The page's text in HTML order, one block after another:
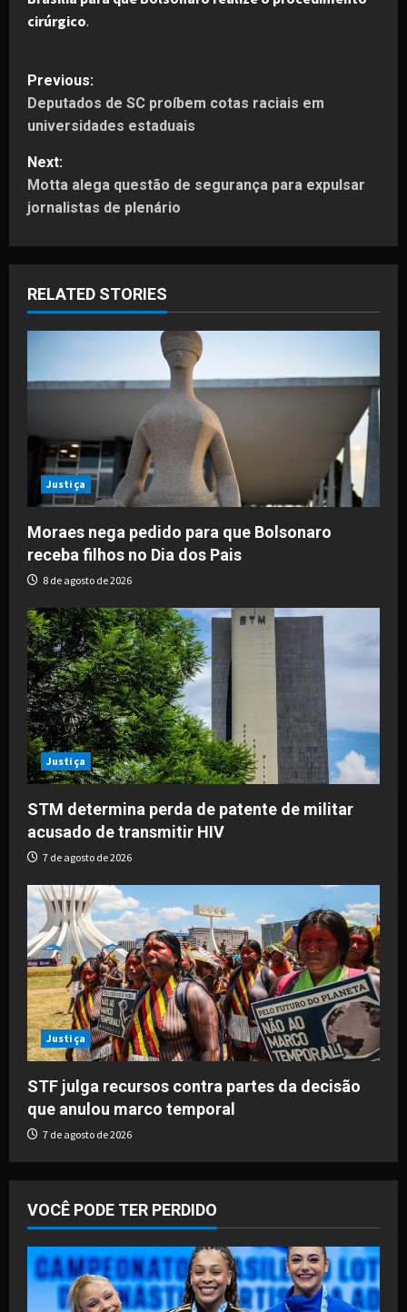
cirúrgico.
P
o
s
t
n
a
v
i
g
o
n
Previous:
Deputados de SC proíbem cotas raciais em
universidades estaduais
Next:
Motta alega questão de segurança para expulsar
jornalistas de plenário
RELATED STORIES
Justiça
Moraes nega pedido para que Bolsonaro
receba filhos no Dia dos Pais
8 de agosto de 2026
Justiça
STM determina perda de patente de militar
acusado de transmitir HIV
7 de agosto de 2026
Justiça
STF julga recursos contra partes da decisão
que anulou marco temporal
7 de agosto de 2026
VOCÊ PODE TER PERDIDO